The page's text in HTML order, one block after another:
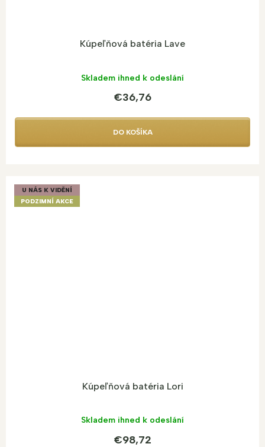
Kúpeľňová batéria Lave
Skladem ihned k odeslání
€36,76
DO KOŠÍKA
U NÁS K VIDĚNÍ
PODZIMNÍ AKCE
Kúpeľňová batéria Lori
Skladem ihned k odeslání
€98,72